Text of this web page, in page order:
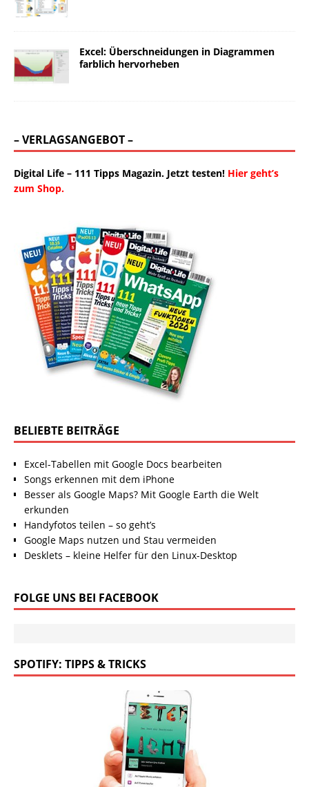
Excel: Überschneidungen in Diagrammen
farblich hervorheben
– VERLAGSANGEBOT –
Digital Life – 111 Tipps Magazin. Jetzt testen! Hier geht’s
zum Shop.
BELIEBTE BEITRÄGE
Excel-Tabellen mit Google Docs bearbeiten
Songs erkennen mit dem iPhone
Besser als Google Maps? Mit Google Earth die Welt
erkunden
Handyfotos teilen – so geht’s
Google Maps nutzen und Stau vermeiden
Desklets – kleine Helfer für den Linux-Desktop
FOLGE UNS BEI FACEBOOK
SPOTIFY: TIPPS & TRICKS